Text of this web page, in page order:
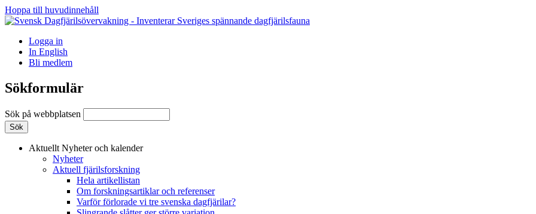
Hoppa till huvudinnehåll
Logga in
In English
Bli medlem
Sökformulär
Sök på webbplatsen
Aktuellt Nyheter och kalender
Nyheter
Aktuell fjärilsforskning
Hela artikellistan
Om forskningsartiklar och referenser
Varför förlorade vi tre svenska dagfjärilar?